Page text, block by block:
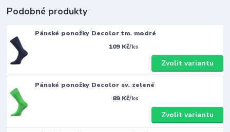
Podobné produkty
Pánské ponožky Decolor tm. modré
109 Kč/ks
Zvolit variantu
Pánské ponožky Decolor sv. zelené
89 Kč/ks
Zvolit variantu